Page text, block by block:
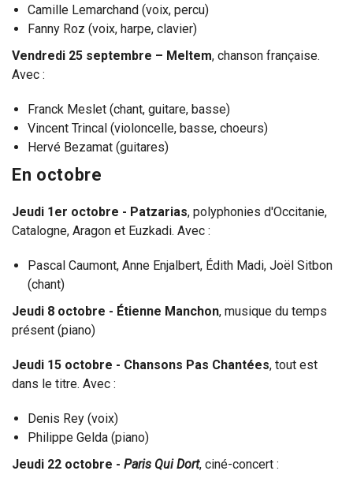
Camille Lemarchand (voix, percu)
Fanny Roz (voix, harpe, clavier)
Vendredi 25 septembre – Meltem, chanson française.
Avec :
Franck Meslet (chant, guitare, basse)
Vincent Trincal (violoncelle, basse, choeurs)
Hervé Bezamat (guitares)
En octobre
Jeudi 1er octobre - Patzarias, polyphonies d'Occitanie,
Catalogne, Aragon et Euzkadi. Avec :
Pascal Caumont, Anne Enjalbert, Édith Madi, Joël Sitbon
(chant)
Jeudi 8 octobre - Étienne Manchon, musique du temps
présent (piano)
Jeudi 15 octobre - Chansons Pas Chantées, tout est
dans le titre. Avec :
Denis Rey (voix)
Philippe Gelda (piano)
Jeudi 22 octobre - Paris Qui Dort, ciné-concert :